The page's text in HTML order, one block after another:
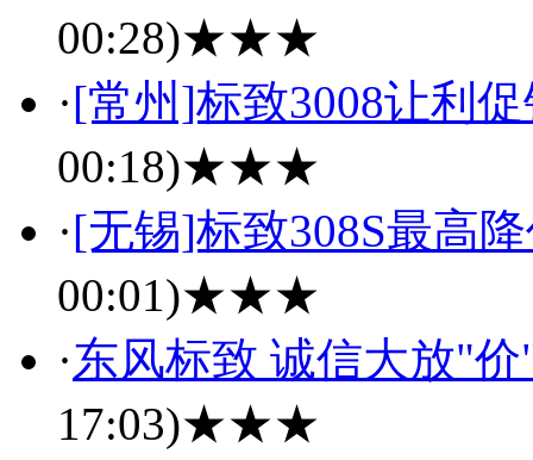
00:28)★★★
·[常州]标致3008让利
00:18)★★★
·[无锡]标致308S最高
00:01)★★★
·东风标致 诚信大放"
17:03)★★★